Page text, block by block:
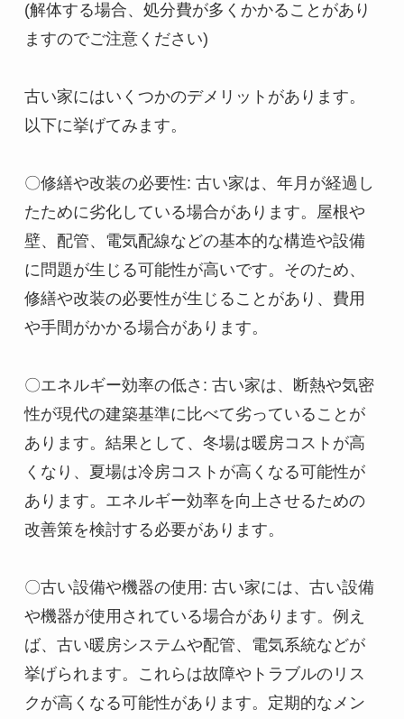
(解体する場合、処分費が多くかかることがあり
ますのでご注意ください)
古い家にはいくつかのデメリットがあります。
以下に挙げてみます。
〇修繕や改装の必要性: 古い家は、年月が経過し
たために劣化している場合があります。屋根や
壁、配管、電気配線などの基本的な構造や設備
に問題が生じる可能性が高いです。そのため、
修繕や改装の必要性が生じることがあり、費用
や手間がかかる場合があります。
〇エネルギー効率の低さ: 古い家は、断熱や気密
性が現代の建築基準に比べて劣っていることが
あります。結果として、冬場は暖房コストが高
くなり、夏場は冷房コストが高くなる可能性が
あります。エネルギー効率を向上させるための
改善策を検討する必要があります。
〇古い設備や機器の使用: 古い家には、古い設備
や機器が使用されている場合があります。例え
ば、古い暖房システムや配管、電気系統などが
挙げられます。これらは故障やトラブルのリス
クが高くなる可能性があります。定期的なメン